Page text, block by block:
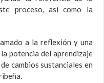
proceso, así como la
a la reflexión y una
potencia del aprendizaje
cambios sustanciales en